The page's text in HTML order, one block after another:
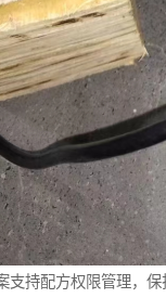
支持配方权限管理，保